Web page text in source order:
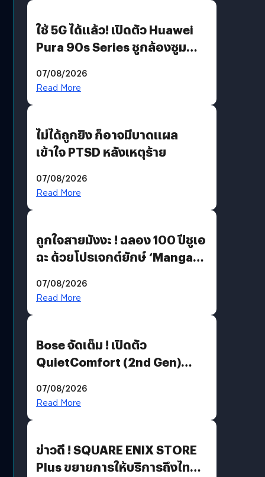
ใช้ 5G ได้แล้ว! เปิดตัว Huawei
Pura 90s Series ชูกล้องซูม
07/08/2026
Read More
ไม่ได้ถูกยิง ก็อาจมีบาดแผล
เข้าใจ PTSD หลังเหตุร้าย
07/08/2026
Read More
ถูกใจสายมังงะ ! ฉลอง 100 ปีชูเอ
ฉะ ด้วยโปรเจกต์ยักษ์ ‘Manga
มีภาษาไทยด้วย
07/08/2026
Read More
Bose จัดเต็ม ! เปิดตัว
QuietComfort (2nd Gen)
07/08/2026
Read More
ข่าวดี ! SQUARE ENIX STORE
Plus ขยายการให้บริการถึงไทย